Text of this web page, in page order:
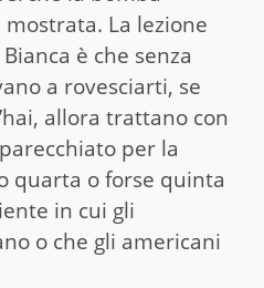
mostrata. La lezione
è che senza
a rovesciarti, se
allora trattano con
per la
quarta o forse quinta
in cui gli
o che gli americani